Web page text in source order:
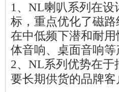
1、NL喇叭系列在设
标，重点优化了磁
在中低频下潜和耐
体音响、桌面音响等
2、NL系列优势在
要长期供货的品牌客